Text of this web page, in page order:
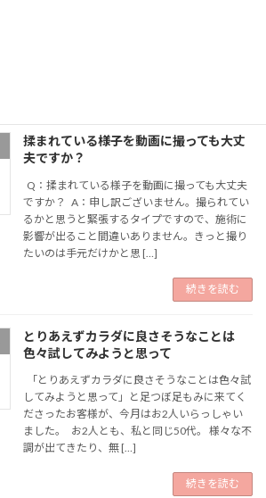
揉まれている様子を動画に撮っても大丈
夫ですか？
Q：揉まれている様子を動画に撮っても大丈夫
ですか？ A：申し訳ございません。撮られてい
るかと思うと緊張するタイプですので、施術に
影響が出ること間違いありません。きっと撮り
たいのは手元だけかと思 […]
続きを読む
とりあえずカラダに良さそうなことは
色々試してみようと思って
「とりあえずカラダに良さそうなことは色々試
してみようと思って」と足つぼ足もみに来てく
ださったお客様が、今月はお2人いらっしゃい
ました。 お2人とも、私と同じ50代。 様々な不
調が出てきたり、無 […]
続きを読む